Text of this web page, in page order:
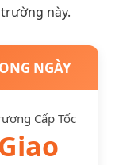
này.
NGÀY
Cấp Tốc